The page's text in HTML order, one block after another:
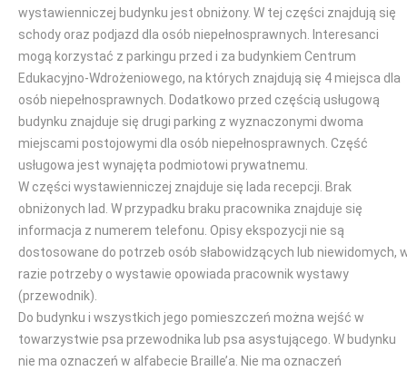
wystawienniczej budynku jest obniżony. W tej części znajdują się
schody oraz podjazd dla osób niepełnosprawnych. Interesanci
mogą korzystać z parkingu przed i za budynkiem Centrum
Edukacyjno-Wdrożeniowego, na których znajdują się 4 miejsca dla
osób niepełnosprawnych. Dodatkowo przed częścią usługową
budynku znajduje się drugi parking z wyznaczonymi dwoma
miejscami postojowymi dla osób niepełnosprawnych. Część
usługowa jest wynajęta podmiotowi prywatnemu.
W części wystawienniczej znajduje się lada recepcji. Brak
obniżonych lad. W przypadku braku pracownika znajduje się
informacja z numerem telefonu. Opisy ekspozycji nie są
dostosowane do potrzeb osób słabowidzących lub niewidomych,
razie potrzeby o wystawie opowiada pracownik wystawy
(przewodnik).
Do budynku i wszystkich jego pomieszczeń można wejść w
towarzystwie psa przewodnika lub psa asystującego. W budynku
nie ma oznaczeń w alfabecie Braille’a. Nie ma oznaczeń